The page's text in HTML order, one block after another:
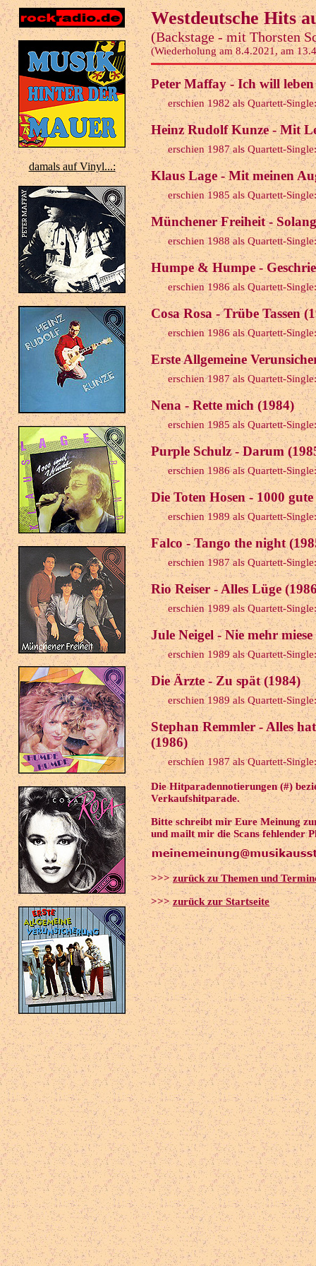
damals auf Vinyl...:
Westdeutsche Hits
(Backstage - mit Thorsten
(Wiederholung am 8.4.2021, am
Peter Maffay - Ich will leben
erschien 1982 als Quartett-
Heinz Rudolf Kunze - Mit
erschien 1987 als Quartett-
Klaus Lage - Mit meinen
erschien 1985 als Quartett-
Münchener Freiheit -
erschien 1988 als Quartett-
Humpe & Humpe -
erschien 1986 als Quartett-
Cosa Rosa - Trübe Tassen
erschien 1986 als Quartett-
Erste Allgemeine
erschien 1987 als Quartett-
Nena - Rette mich (1984)
erschien 1985 als Quartett-
Purple Schulz - Darum
erschien 1986 als Quartett-
Die Toten Hosen - 1000
erschien 1989 als Quartett-
Falco - Tango the night
erschien 1987 als Quartett-
Rio Reiser - Alles Lüge
erschien 1989 als Quartett-
Jule Neigel - Nie mehr
erschien 1989 als Quartett-
Die Ärzte - Zu spät (1984)
erschien 1989 als Quartett-
Stephan Remmler - Alles
(1986)
erschien 1987 als Quartett-
Die Hitparadennotierungen (#)
Verkaufshitparade.
Bitte schreibt mir Eure Meinung
und mailt mir die Scans fehlender
>>>zurück zu Themen und
>>>zurück zur Startseite